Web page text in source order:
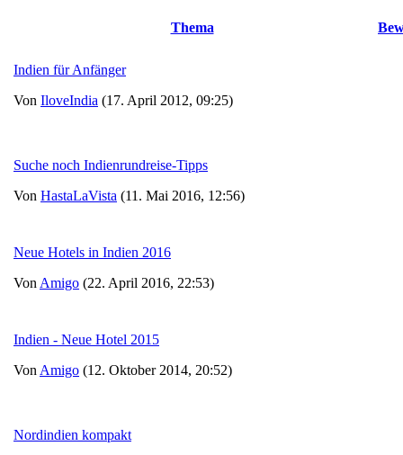
Thema
Indien für Anfänger
Von IloveIndia (17. April 2012, 09:25)
Suche noch Indienrundreise-Tipps
Von HastaLaVista (11. Mai 2016, 12:56)
Neue Hotels in Indien 2016
Von Amigo (22. April 2016, 22:53)
Indien - Neue Hotel 2015
Von Amigo (12. Oktober 2014, 20:52)
Nordindien kompakt